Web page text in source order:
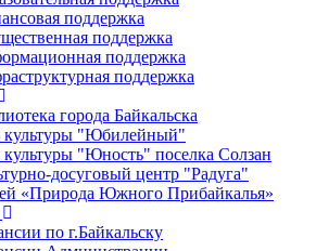
поддержка
поддержка
поддержка
поддержка
города Байкальска
"Юбилейный"
"Юность" поселка Солзан
досуговый центр "Радуга"
«Природа Южного Прибайкалья»
по г.Байкальску